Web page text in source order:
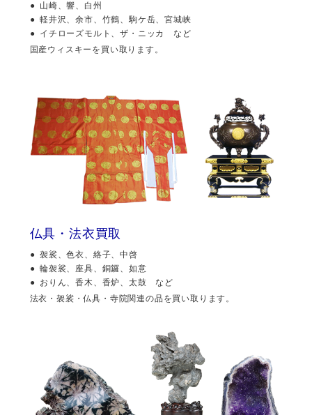
山崎、響、白州
軽井沢、余市、竹鶴、駒ケ岳、宮城峡
イチローズモルト、ザ・ニッカ など
国産ウィスキーを買い取ります。
仏具・法衣買取
袈裟、色衣、絡子、中啓
輪袈裟、座具、銅鑼、如意
おりん、香木、香炉、太鼓 など
法衣・袈裟・仏具・寺院関連の品を買い取ります。